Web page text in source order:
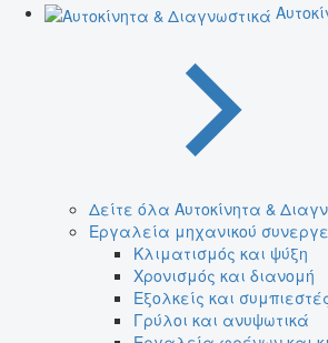
Δείτε όλα Αυτοκίνητα &
Εργαλεία μηχανικού
Κλιματισμός και ψύξη
Χρονισμός και διανομή
Εξολκείς και
Γρύλοι και ανυψωτικά